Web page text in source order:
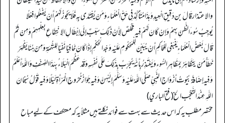
والاعتذار قَالَ بن دَقِيقِ الْعِيدِ وَهَذَا مُتَأَكِّدٌ فِي حَقِّ الْعُلَمَاءِ وَمَنْ يُقْتَدَى بِهِ فَلَا يَجُوزُ لَهُمْ أَنْ يَفْعَلُوا فِعْلًا
يُوجِبُ سُوءَ الظَّنِّ بِهِمْ وَإِنْ كَانَ لَهُمْ فِيهِ مَخْلَصٌ لِأَنَّ ذَلِكَ سَبَبٌ إِلَى إِبْطَالِ الِانْتِفَاعِ بِعِلْمِهِمْ وَمِنْ ثَمَّ
قَالَ بَعْضُ الْعُلَمَاءِ يَنْبَغِي لِلْحَاكِمِ أَنْ يُبَيِّنَ لِلْمَحْكُومِ عَلَيْهِ وَجْهَ الْحُكْمِ إِذَا كَانَ خَافِيًا نَفْيًا لِلتُّهْمَةِ وَمِنْ هُنَا يَظْهَرُ
خَطَأُ مَنْ يَتَظَاهَرُ بِمَظَاهِرِ السُّوءِ وَيَعْتَذِرُ بِأَنَّهُ يُجَرِّبُ بِذَلِكَ عَلَى نَفْسِهِ وَقَدْ عَظُمَ الْبَلَاءُ بِهَذَا الصِّنْفِ وَاللَّهُ أَعْلَمُ
وَفِيهِ إِضَافَةُ بُيُوتُ أَزْوَاجِ النَّبِيِّ صَلَّى اللَّهُ عَلَيْهِ وَسَلَّمَ إِلَيْهِنَّ وَفِيهِ جَوَازُ خُرُوجِ الْمَرْأَةِ لَيْلًا وَفِيهِ قَوْلُ سُبْحَانَ
اللَّهِ عِنْدَ التَّعَجُّب الخ (فتح الباري)
مختصر مطلب یہ کہ اس حدیث سے بہت سے فوائد نکلتے ہیں مثلاً یہ کہ معتکف کے لیے مباح